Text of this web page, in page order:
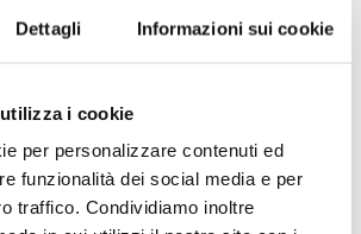
Dettagli Informazioni sui cookie
i cookie
per personalizzare contenuti ed
funzionalità dei social media e per
traffico. Condividiamo inoltre
DI CONTATTO